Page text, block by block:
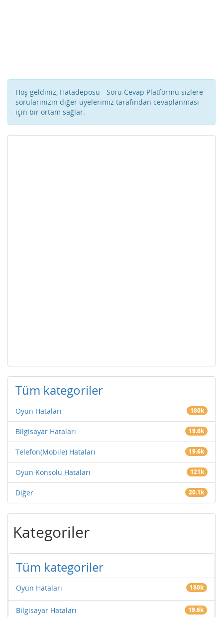
Hoş geldiniz, Hatadeposu - Soru Cevap Platformu sizlere
sorularınızın diğer üyelerimiz tarafından cevaplanması
için bir ortam sağlar.
Tüm kategoriler
Oyun Hataları 180k
Bilgisayar Hataları 19.6k
Telefon(Mobile) Hataları 19.6k
Oyun Konsolu Hataları 121k
Diğer 20.1k
Kategoriler
Tüm kategoriler
Oyun Hataları 180k
Bilgisayar Hataları 19.6k